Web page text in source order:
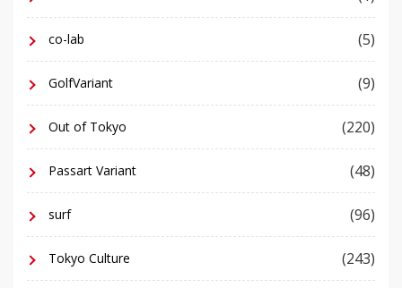
co-lab (5)
GolfVariant (9)
Out of Tokyo (220)
Passart Variant (48)
surf (96)
Tokyo Culture (243)